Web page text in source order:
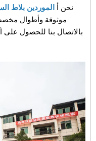
نحن أ
الموردين بلاط
موثوقة وأطوال
بالاتصال بنا للحصول على